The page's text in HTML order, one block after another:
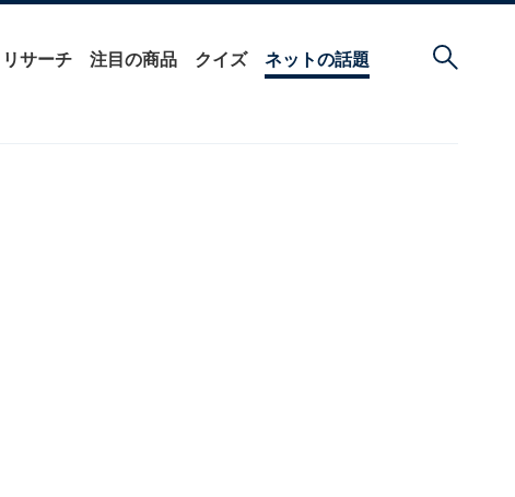
リサーチ 注目の商品 クイズ ネットの話題